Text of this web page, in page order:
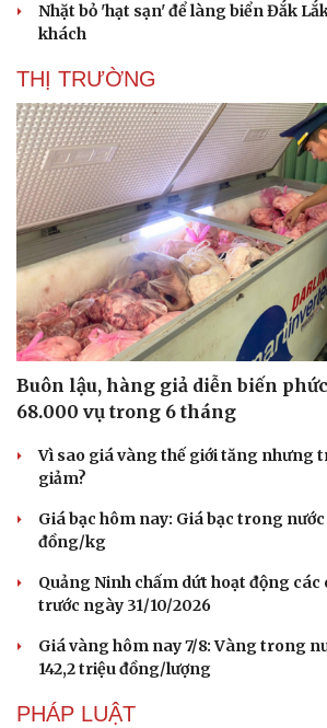
Cải chính
Nhặt bỏ 'hạt sạn' để làng biển Đắk
khách
THỊ TRƯỜNG
Buôn lậu, hàng giả diễn biến
68.000 vụ trong 6 tháng
Vì sao giá vàng thế giới tăng nhưng
giảm?
Giá bạc hôm nay: Giá bạc trong
đồng/kg
Quảng Ninh chấm dứt hoạt động các
trước ngày 31/10/2026
Giá vàng hôm nay 7/8: Vàng trong
142,2 triệu đồng/lượng
PHÁP LUẬT